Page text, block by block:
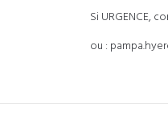
Si URGENCE,
ou :